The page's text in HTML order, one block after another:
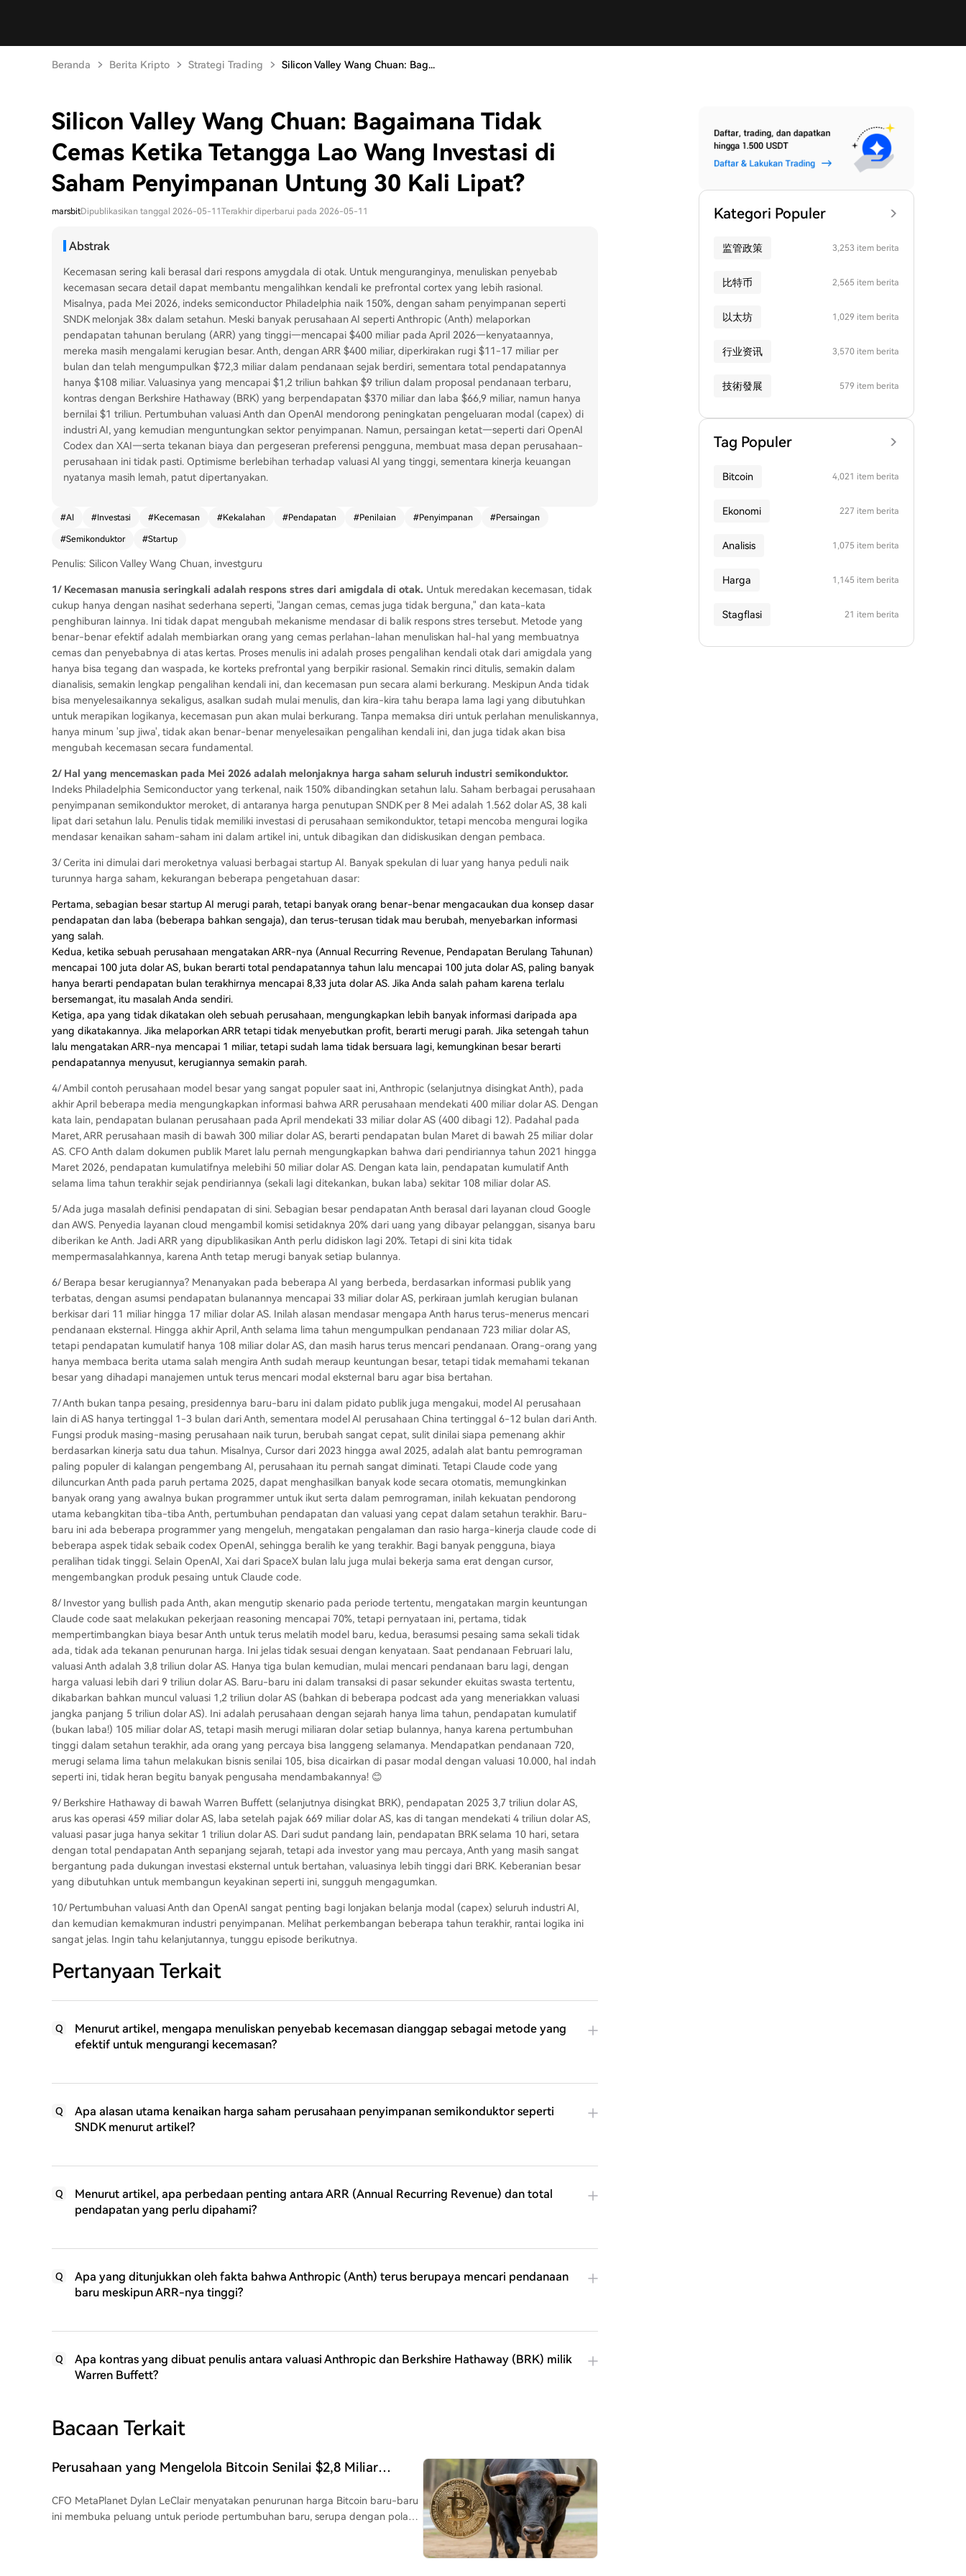
Beranda Berita Kripto Strategi Trading Silicon Valley Wang Chuan: Bag...
Silicon Valley Wang Chuan: Bagaimana Tidak
Cemas Ketika Tetangga Lao Wang Investasi di
Saham Penyimpanan Untung 30 Kali Lipat?
marsbitDipublikasikan tanggal 2026-05-11 Terakhir diperbarui pada 2026-05-11
Abstrak
Kecemasan sering kali berasal dari respons amygdala di otak. Untuk menguranginya, menuliskan penyebab
kecemasan secara detail dapat membantu mengalihkan kendali ke prefrontal cortex yang lebih rasional.
Misalnya, pada Mei 2026, indeks semiconductor Philadelphia naik 150%, dengan saham penyimpanan seperti
SNDK melonjak 38x dalam setahun. Meski banyak perusahaan AI seperti Anthropic (Anth) melaporkan
pendapatan tahunan berulang (ARR) yang tinggi—mencapai $400 miliar pada April 2026—kenyataannya,
mereka masih mengalami kerugian besar. Anth, dengan ARR $400 miliar, diperkirakan rugi $11-17 miliar per
bulan dan telah mengumpulkan $72,3 miliar dalam pendanaan sejak berdiri, sementara total pendapatannya
hanya $108 miliar. Valuasinya yang mencapai $1,2 triliun bahkan $9 triliun dalam proposal pendanaan terbaru,
kontras dengan Berkshire Hathaway (BRK) yang berpendapatan $370 miliar dan laba $66,9 miliar, namun hanya
bernilai $1 triliun. Pertumbuhan valuasi Anth dan OpenAI mendorong peningkatan pengeluaran modal (capex) di
industri AI, yang kemudian menguntungkan sektor penyimpanan. Namun, persaingan ketat—seperti dari OpenAI
Codex dan XAI—serta tekanan biaya dan pergeseran preferensi pengguna, membuat masa depan perusahaan-
perusahaan ini tidak pasti. Optimisme berlebihan terhadap valuasi AI yang tinggi, sementara kinerja keuangan
nyatanya masih lemah, patut dipertanyakan.
#AI #Investasi #Kecemasan #Kekalahan #Pendapatan #Penilaian #Penyimpanan #Persaingan
#Semikonduktor #Startup
Penulis: Silicon Valley Wang Chuan, investguru
1/ Kecemasan manusia seringkali adalah respons stres dari amigdala di otak. Untuk meredakan kecemasan, tidak
cukup hanya dengan nasihat sederhana seperti, "Jangan cemas, cemas juga tidak berguna," dan kata-kata
penghiburan lainnya. Ini tidak dapat mengubah mekanisme mendasar di balik respons stres tersebut. Metode yang
benar-benar efektif adalah membiarkan orang yang cemas perlahan-lahan menuliskan hal-hal yang membuatnya
cemas dan penyebabnya di atas kertas. Proses menulis ini adalah proses pengalihan kendali otak dari amigdala yang
hanya bisa tegang dan waspada, ke korteks prefrontal yang berpikir rasional. Semakin rinci ditulis, semakin dalam
dianalisis, semakin lengkap pengalihan kendali ini, dan kecemasan pun secara alami berkurang. Meskipun Anda tidak
bisa menyelesaikannya sekaligus, asalkan sudah mulai menulis, dan kira-kira tahu berapa lama lagi yang dibutuhkan
untuk merapikan logikanya, kecemasan pun akan mulai berkurang. Tanpa memaksa diri untuk perlahan menuliskannya,
hanya minum 'sup jiwa', tidak akan benar-benar menyelesaikan pengalihan kendali ini, dan juga tidak akan bisa
mengubah kecemasan secara fundamental.
2/ Hal yang mencemaskan pada Mei 2026 adalah melonjaknya harga saham seluruh industri semikonduktor.
Indeks Philadelphia Semiconductor yang terkenal, naik 150% dibandingkan setahun lalu. Saham berbagai perusahaan
penyimpanan semikonduktor meroket, di antaranya harga penutupan SNDK per 8 Mei adalah 1.562 dolar AS, 38 kali
lipat dari setahun lalu. Penulis tidak memiliki investasi di perusahaan semikonduktor, tetapi mencoba mengurai logika
mendasar kenaikan saham-saham ini dalam artikel ini, untuk dibagikan dan didiskusikan dengan pembaca.
3/ Cerita ini dimulai dari meroketnya valuasi berbagai startup AI. Banyak spekulan di luar yang hanya peduli naik
turunnya harga saham, kekurangan beberapa pengetahuan dasar:
Pertama, sebagian besar startup AI merugi parah, tetapi banyak orang benar-benar mengacaukan dua konsep dasar
pendapatan dan laba (beberapa bahkan sengaja), dan terus-terusan tidak mau berubah, menyebarkan informasi
yang salah.
Kedua, ketika sebuah perusahaan mengatakan ARR-nya (Annual Recurring Revenue, Pendapatan Berulang Tahunan)
mencapai 100 juta dolar AS, bukan berarti total pendapatannya tahun lalu mencapai 100 juta dolar AS, paling banyak
hanya berarti pendapatan bulan terakhirnya mencapai 8,33 juta dolar AS. Jika Anda salah paham karena terlalu
bersemangat, itu masalah Anda sendiri.
Ketiga, apa yang tidak dikatakan oleh sebuah perusahaan, mengungkapkan lebih banyak informasi daripada apa
yang dikatakannya. Jika melaporkan ARR tetapi tidak menyebutkan profit, berarti merugi parah. Jika setengah tahun
lalu mengatakan ARR-nya mencapai 1 miliar, tetapi sudah lama tidak bersuara lagi, kemungkinan besar berarti
pendapatannya menyusut, kerugiannya semakin parah.
4/ Ambil contoh perusahaan model besar yang sangat populer saat ini, Anthropic (selanjutnya disingkat Anth), pada
akhir April beberapa media mengungkapkan informasi bahwa ARR perusahaan mendekati 400 miliar dolar AS. Dengan
kata lain, pendapatan bulanan perusahaan pada April mendekati 33 miliar dolar AS (400 dibagi 12). Padahal pada
Maret, ARR perusahaan masih di bawah 300 miliar dolar AS, berarti pendapatan bulan Maret di bawah 25 miliar dolar
AS. CFO Anth dalam dokumen publik Maret lalu pernah mengungkapkan bahwa dari pendiriannya tahun 2021 hingga
Maret 2026, pendapatan kumulatifnya melebihi 50 miliar dolar AS. Dengan kata lain, pendapatan kumulatif Anth
selama lima tahun terakhir sejak pendiriannya (sekali lagi ditekankan, bukan laba) sekitar 108 miliar dolar AS.
5/ Ada juga masalah definisi pendapatan di sini. Sebagian besar pendapatan Anth berasal dari layanan cloud Google
dan AWS. Penyedia layanan cloud mengambil komisi setidaknya 20% dari uang yang dibayar pelanggan, sisanya baru
diberikan ke Anth. Jadi ARR yang dipublikasikan Anth perlu didiskon lagi 20%. Tetapi di sini kita tidak
mempermasalahkannya, karena Anth tetap merugi banyak setiap bulannya.
6/ Berapa besar kerugiannya? Menanyakan pada beberapa AI yang berbeda, berdasarkan informasi publik yang
terbatas, dengan asumsi pendapatan bulanannya mencapai 33 miliar dolar AS, perkiraan jumlah kerugian bulanan
berkisar dari 11 miliar hingga 17 miliar dolar AS. Inilah alasan mendasar mengapa Anth harus terus-menerus mencari
pendanaan eksternal. Hingga akhir April, Anth selama lima tahun mengumpulkan pendanaan 723 miliar dolar AS,
tetapi pendapatan kumulatif hanya 108 miliar dolar AS, dan masih harus terus mencari pendanaan. Orang-orang yang
hanya membaca berita utama salah mengira Anth sudah meraup keuntungan besar, tetapi tidak memahami tekanan
besar yang dihadapi manajemen untuk terus mencari modal eksternal baru agar bisa bertahan.
7/ Anth bukan tanpa pesaing, presidennya baru-baru ini dalam pidato publik juga mengakui, model AI perusahaan
lain di AS hanya tertinggal 1-3 bulan dari Anth, sementara model AI perusahaan China tertinggal 6-12 bulan dari Anth.
Fungsi produk masing-masing perusahaan naik turun, berubah sangat cepat, sulit dinilai siapa pemenang akhir
berdasarkan kinerja satu dua tahun. Misalnya, Cursor dari 2023 hingga awal 2025, adalah alat bantu pemrograman
paling populer di kalangan pengembang AI, perusahaan itu pernah sangat diminati. Tetapi Claude code yang
diluncurkan Anth pada paruh pertama 2025, dapat menghasilkan banyak kode secara otomatis, memungkinkan
banyak orang yang awalnya bukan programmer untuk ikut serta dalam pemrograman, inilah kekuatan pendorong
utama kebangkitan tiba-tiba Anth, pertumbuhan pendapatan dan valuasi yang cepat dalam setahun terakhir. Baru-
baru ini ada beberapa programmer yang mengeluh, mengatakan pengalaman dan rasio harga-kinerja claude code di
beberapa aspek tidak sebaik codex OpenAI, sehingga beralih ke yang terakhir. Bagi banyak pengguna, biaya
peralihan tidak tinggi. Selain OpenAI, Xai dari SpaceX bulan lalu juga mulai bekerja sama erat dengan cursor,
mengembangkan produk pesaing untuk Claude code.
8/ Investor yang bullish pada Anth, akan mengutip skenario pada periode tertentu, mengatakan margin keuntungan
Claude code saat melakukan pekerjaan reasoning mencapai 70%, tetapi pernyataan ini, pertama, tidak
mempertimbangkan biaya besar Anth untuk terus melatih model baru, kedua, berasumsi pesaing sama sekali tidak
ada, tidak ada tekanan penurunan harga. Ini jelas tidak sesuai dengan kenyataan. Saat pendanaan Februari lalu,
valuasi Anth adalah 3,8 triliun dolar AS. Hanya tiga bulan kemudian, mulai mencari pendanaan baru lagi, dengan
harga valuasi lebih dari 9 triliun dolar AS. Baru-baru ini dalam transaksi di pasar sekunder ekuitas swasta tertentu,
dikabarkan bahkan muncul valuasi 1,2 triliun dolar AS (bahkan di beberapa podcast ada yang meneriakkan valuasi
jangka panjang 5 triliun dolar AS). Ini adalah perusahaan dengan sejarah hanya lima tahun, pendapatan kumulatif
(bukan laba!) 105 miliar dolar AS, tetapi masih merugi miliaran dolar setiap bulannya, hanya karena pertumbuhan
tinggi dalam setahun terakhir, ada orang yang percaya bisa langgeng selamanya. Mendapatkan pendanaan 720,
merugi selama lima tahun melakukan bisnis senilai 105, bisa dicairkan di pasar modal dengan valuasi 10.000, hal indah
seperti ini, tidak heran begitu banyak pengusaha mendambakannya! 😊
9/ Berkshire Hathaway di bawah Warren Buffett (selanjutnya disingkat BRK), pendapatan 2025 3,7 triliun dolar AS,
arus kas operasi 459 miliar dolar AS, laba setelah pajak 669 miliar dolar AS, kas di tangan mendekati 4 triliun dolar AS,
valuasi pasar juga hanya sekitar 1 triliun dolar AS. Dari sudut pandang lain, pendapatan BRK selama 10 hari, setara
dengan total pendapatan Anth sepanjang sejarah, tetapi ada investor yang mau percaya, Anth yang masih sangat
bergantung pada dukungan investasi eksternal untuk bertahan, valuasinya lebih tinggi dari BRK. Keberanian besar
yang dibutuhkan untuk membangun keyakinan seperti ini, sungguh mengagumkan.
10/ Pertumbuhan valuasi Anth dan OpenAI sangat penting bagi lonjakan belanja modal (capex) seluruh industri AI,
dan kemudian kemakmuran industri penyimpanan. Melihat perkembangan beberapa tahun terakhir, rantai logika ini
sangat jelas. Ingin tahu kelanjutannya, tunggu episode berikutnya.
Pertanyaan Terkait
Q
Menurut artikel, mengapa menuliskan penyebab kecemasan dianggap sebagai metode yang
efektif untuk mengurangi kecemasan?
Q
Apa alasan utama kenaikan harga saham perusahaan penyimpanan semikonduktor seperti
SNDK menurut artikel?
Q
Menurut artikel, apa perbedaan penting antara ARR (Annual Recurring Revenue) dan total
pendapatan yang perlu dipahami?
Q
Apa yang ditunjukkan oleh fakta bahwa Anthropic (Anth) terus berupaya mencari pendanaan
baru meskipun ARR-nya tinggi?
Q
Apa kontras yang dibuat penulis antara valuasi Anthropic dan Berkshire Hathaway (BRK) milik
Warren Buffett?
Bacaan Terkait
Perusahaan yang Mengelola Bitcoin Senilai $2,8 Miliar
CFO MetaPlanet Dylan LeClair menyatakan penurunan harga Bitcoin baru-baru
ini membuka peluang untuk periode pertumbuhan baru, serupa dengan pola
Kategori Populer
监管政策 3,253 item berita
比特币 2,565 item berita
以太坊 1,029 item berita
行业资讯 3,570 item berita
技術發展 579 item berita
Tag Populer
Bitcoin 4,021 item berita
Ekonomi 227 item berita
Analisis 1,075 item berita
Harga 1,145 item berita
Stagflasi 21 item berita